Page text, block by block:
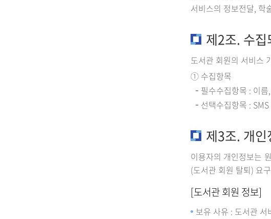
서비스의 정보전달, 학
제2조. 수집
도서관 회원의 서비스
① 수집항목
필수수집항목 : 이
선택수집항목 :
제3조. 개
이용자의 개인정보는
(도서관 회원 탈퇴) 요
[도서관 회원 정보]
보유 사유 : 도서관 서